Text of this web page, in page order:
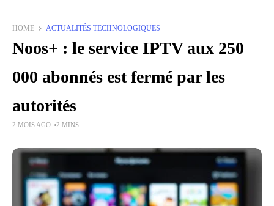
HOME ACTUALITÉS TECHNOLOGIQUES
Noos+ : le service IPTV aux 250
000 abonnés est fermé par les
autorités
2 MOIS AGO 2 MINS